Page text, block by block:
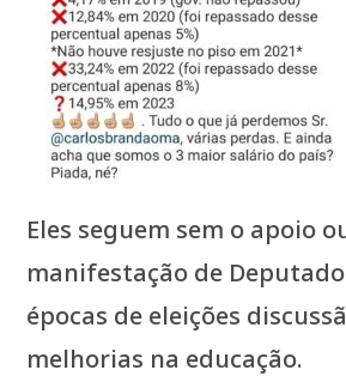
Eles seguem sem o apoio
manifestação de
épocas de eleições
melhorias na educação.